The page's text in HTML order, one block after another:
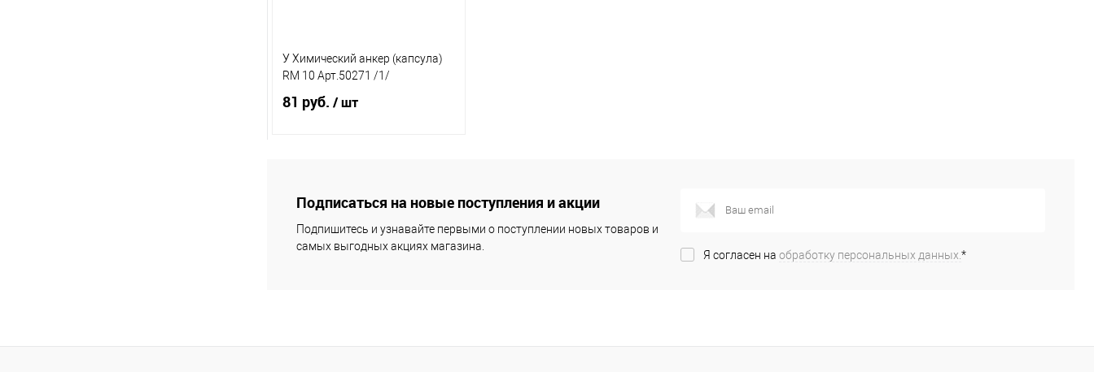
У Химический анкер (капсула)
RM 10 Арт.50271 /1/
81 руб. / шт
Купить в 1 клик
К
сравнению
В наличии
Подписаться на новые поступления и акции
Подпишитесь и узнавайте первыми о поступлении новых товаров и
самых выгодных акциях магазина.
Я согласен на обработку персональных данных. *